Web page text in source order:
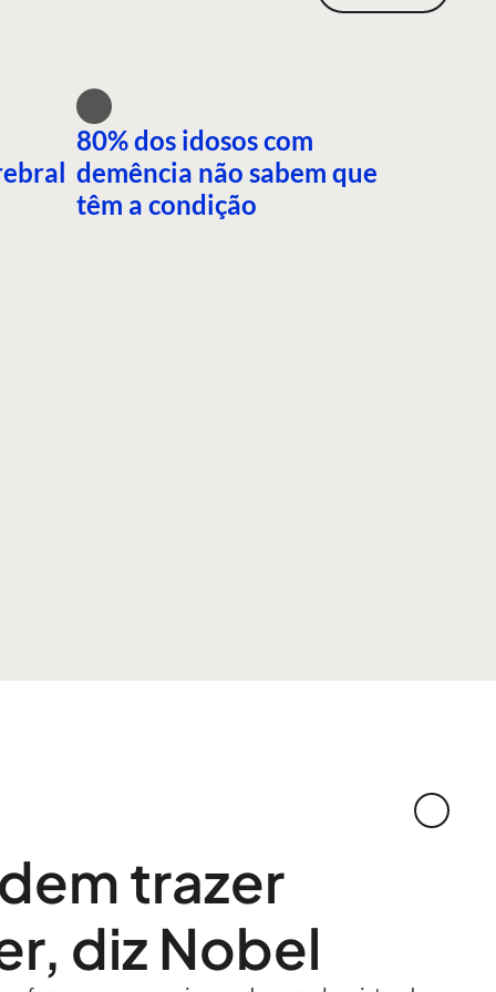
80% dos idosos com
demência não sabem que
têm a condição
trazer
diz Nobel